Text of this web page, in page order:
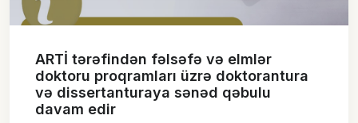
ARTİ tərəfindən fəlsəfə və elmlər
doktoru proqramları üzrə doktorantura
və dissertanturaya sənəd qəbulu
davam edir